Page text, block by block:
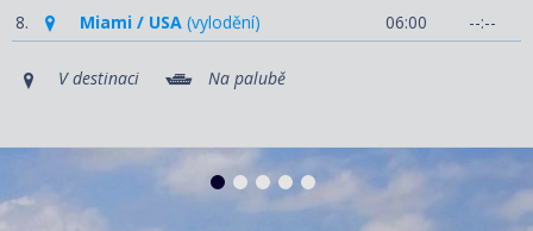
8.
Miami / USA (vylodění) 06:00 --:--
V destinaci Na palubě